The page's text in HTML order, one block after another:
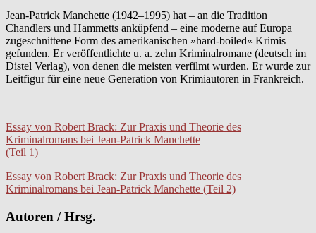
Jean-Patrick Manchette (1942–1995) hat – an die Tradition
Chandlers und Hammetts anküpfend – eine moderne auf Europa
zugeschnittene Form des amerikanischen »hard-boiled« Krimis
gefunden. Er veröffentlichte u. a. zehn Kriminalromane (deutsch im
Distel Verlag), von denen die meisten verfilmt wurden. Er wurde zur
Leitfigur für eine neue Generation von Krimiautoren in Frankreich.
Essay von Robert Brack: Zur Praxis und Theorie des
Kriminalromans bei Jean-Patrick Manchette
(Teil 1)
Essay von Robert Brack: Zur Praxis und Theorie des
Kriminalromans bei Jean-Patrick Manchette (Teil 2)
Autoren / Hrsg.